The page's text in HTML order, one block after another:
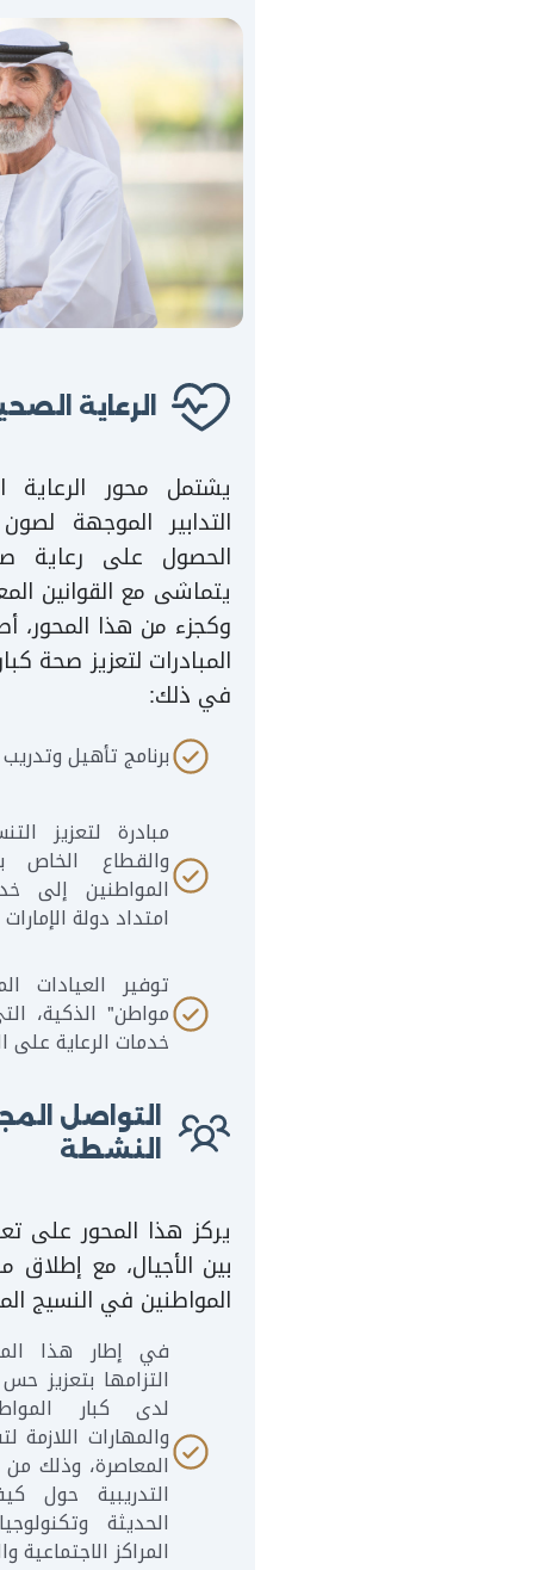
الرعاية
يشتمل محور
التدابير الموجهة
الحصول على رعاية
يتماشى مع القوانين
وكجزء من هذا المحور،
المبادرات لتعزيز صحة
في ذلك:
برنامج تأهيل
مبادرة لتعزيز
والقطاع
المواطنين إلى
امتداد دولة الإمارات
توفير العيادات
مواطن" الذكية،
خدمات الرعاية على
التواصل
النشطة
يركز هذا المحور على
بين الأجيال، مع إطلاق
المواطنين في النسيج
في إطار هذا
التزامها بتعزيز
لدى كبار
والمهارات
المعاصرة، وذلك
التدريبية حول
الحديثة
المراكز الاجتماعية